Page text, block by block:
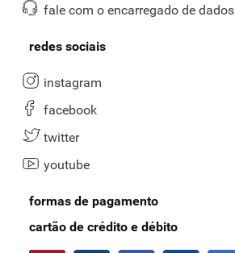
fale com o encarregado de dados
redes sociais
instagram
facebook
twitter
youtube
formas de pagamento
cartão de crédito e débito